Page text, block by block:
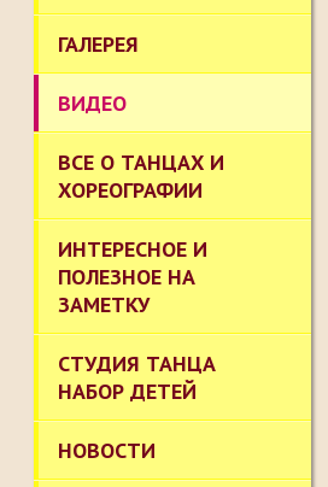
ГАЛЕРЕЯ
ВИДЕО
ВСЕ О ТАНЦАХ И
ХОРЕОГРАФИИ
ИНТЕРЕСНОЕ И
ПОЛЕЗНОЕ НА
ЗАМЕТКУ
СТУДИЯ ТАНЦА
НАБОР ДЕТЕЙ
НОВОСТИ